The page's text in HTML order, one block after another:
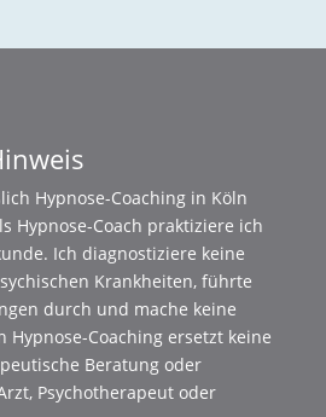
Hypnose-Coaching in Köln
Hypnose-Coach praktiziere ich
Ich diagnostiziere keine
Krankheiten, führte
durch und mache keine
Hypnose-Coaching ersetzt keine
Beratung oder
Psychotherapeut oder